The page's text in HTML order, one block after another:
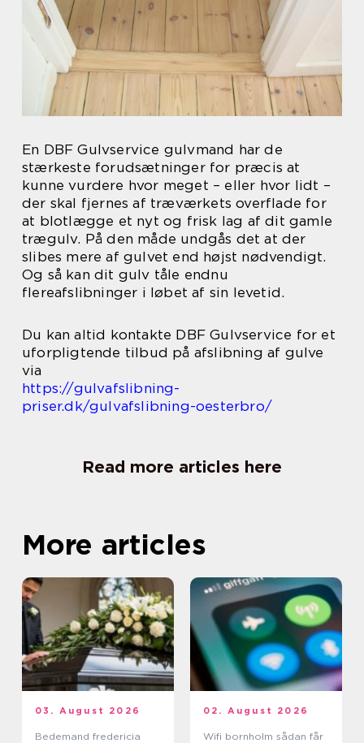
En DBF Gulvservice gulvmand har de
stærkeste forudsætninger for præcis at
kunne vurdere hvor meget – eller hvor lidt –
der skal fjernes af træværkets overflade for
at blotlægge et nyt og frisk lag af dit gamle
trægulv. På den måde undgås det at der
slibes mere af gulvet end højst nødvendigt.
Og så kan dit gulv tåle endnu
flereafslibninger i løbet af sin levetid.
Du kan altid kontakte DBF Gulvservice for et
uforpligtende tilbud på afslibning af gulve
via
https://gulvafslibning-
priser.dk/gulvafslibning-oesterbro/
Read more articles here
More articles
03. August 2026
Bedemand fredericia
02. August 2026
Wifi bornholm sådan får